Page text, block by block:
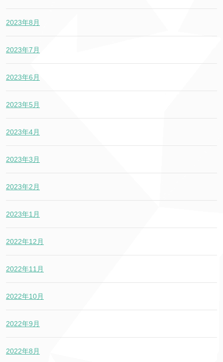
2023年8月
2023年7月
2023年6月
2023年5月
2023年4月
2023年3月
2023年2月
2023年1月
2022年12月
2022年11月
2022年10月
2022年9月
2022年8月